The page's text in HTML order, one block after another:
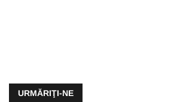
URMĂRIŢI-NE